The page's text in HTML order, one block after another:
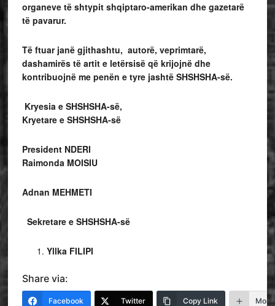
organeve të shtypit shqiptaro-amerikan dhe gazetarë
të pavarur.
Të ftuar janë gjithashtu, autorë, veprimtarë,
dashamirës të artit e letërsisë që krijojnë dhe
kontribuojnë me penën e tyre jashtë SHSHSHA-së.
Kryesia e SHSHSHA-së,
Kryetare e SHSHSHA-së
President NDERI
Raimonda MOISIU
Adnan MEHMETI
Sekretare e SHSHSHA-së
Yllka FILIPI
Share via:
Facebook Twitter Copy Link More